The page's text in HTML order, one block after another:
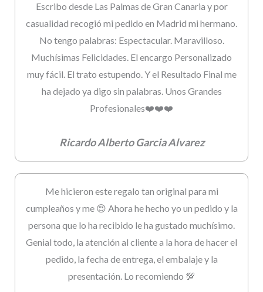
Escribo desde Las Palmas de Gran Canaria y por
casualidad recogió mi pedido en Madrid mi hermano.
No tengo palabras: Espectacular. Maravilloso.
Muchísimas Felicidades. El encargo Personalizado
muy fácil. El trato estupendo. Y el Resultado Final me
ha dejado ya digo sin palabras. Unos Grandes
Profesionales❤️❤️❤️
Ricardo Alberto Garcia Alvarez
Me hicieron este regalo tan original para mi
cumpleaños y me 😍 Ahora he hecho yo un pedido y la
persona que lo ha recibido le ha gustado muchísimo.
Genial todo, la atención al cliente a la hora de hacer el
pedido, la fecha de entrega, el embalaje y la
presentación. Lo recomiendo 💯